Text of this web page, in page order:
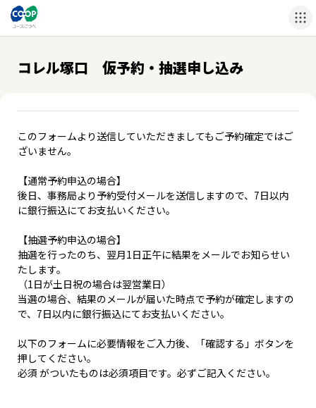
コレル塚口 仮予約・抽選申し込み
このフォームより送信していただきましてもご予約確定ではご
ざいません。
【通常予約申込の場合】
後日、事務局より予約受付メールを送信しますので、7日以内
に銀行振込にてお支払いください。
【抽選予約申込の場合】
抽選を行ったのち、翌月1日正午に結果をメールでお知らせい
たします。
（1日が土日祝の場合は翌営業日）
当選の場合、結果のメールが届いた時点で予約が確定しますの
で、7日以内に銀行振込にてお支払いください。
以下のフォームに必要情報をご入力後、「確認する」ボタンを
押してください。
必須 がついたものは必須項目です。必ずご記入ください。